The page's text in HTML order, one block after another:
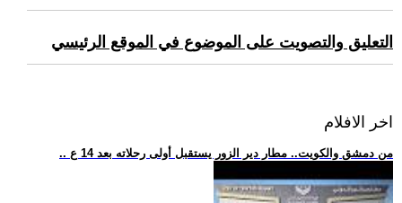
التعليق والتصويت على الموضوع في الموقع الرئيسي
اخر الافلام
.. من دمشق والكويت.. مطار دير الزور يستقبل أولى رحلاته بعد 14 ع